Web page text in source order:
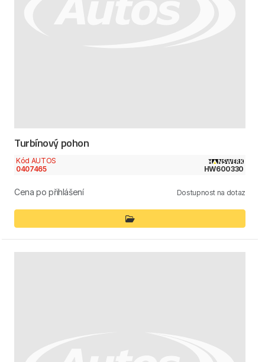
Turbínový pohon
Kód AUTOS
0407465
HW600330
Cena po přihlášení Dostupnost na dotaz